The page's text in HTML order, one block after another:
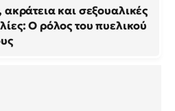
ακράτεια και σεξουαλικές
Ο ρόλος του πυελικού